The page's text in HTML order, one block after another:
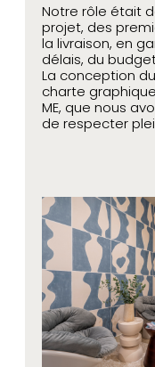
Notre rôle était
projet, des
la livraison, en
délais, du
La conception
charte
ME, que nous
de respecter